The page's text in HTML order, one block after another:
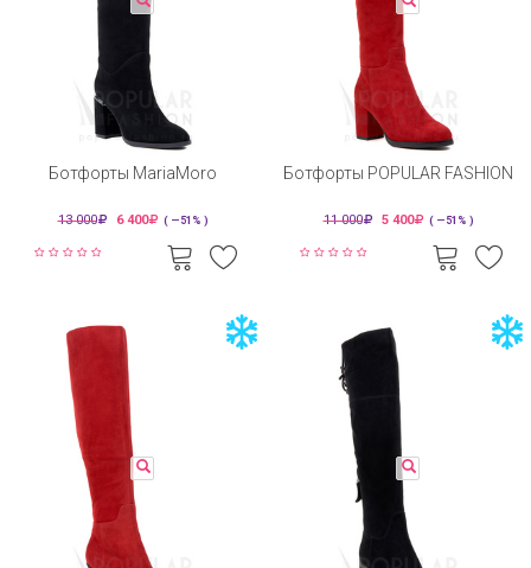
Ботфорты MariaMoro
13 000 6 400 ( —51% )
Ботфорты POPULAR FASHION
11 000 5 400 ( —51% )